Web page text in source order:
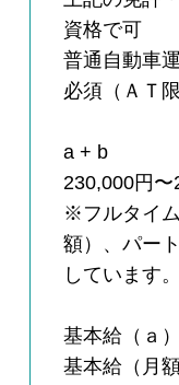
資格で可
普通自動車
必須（ＡＴ
a + b
230,000円〜
※フルタイ
額）、パー
しています。
基本給（ａ）
基本給（月